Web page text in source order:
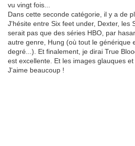
vu vingt fois...
Dans cette seconde catégorie, il y a de
J'hésite entre Six feet under, Dexter, les
serait pas que des séries HBO, par
autre genre, Hung (où tout le générique
degré...). Et finalement, je dirai True
est excellente. Et les images glauques et
J'aime beaucoup !